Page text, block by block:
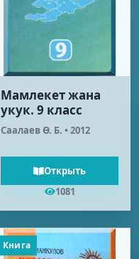
Мамлекет жана
укук. 9 класс
Caaлaeв Ө. Б. • 2012
Открыть
1081
Книга